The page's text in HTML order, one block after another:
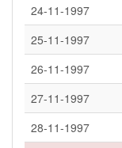
24-11-1997
25-11-1997
26-11-1997
27-11-1997
28-11-1997